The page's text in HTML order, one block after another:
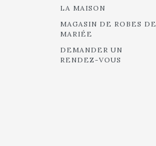
LA MAISON
MAGASIN DE ROBES DE
MARIÉE
DEMANDER UN
RENDEZ-VOUS